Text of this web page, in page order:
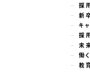
採
新
キ
採
未
働
教